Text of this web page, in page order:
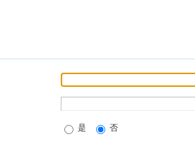
是 否